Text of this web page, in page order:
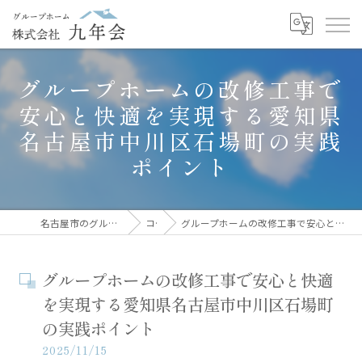
グループホームの改修工事で
安心と快適を実現する愛知県
名古屋市中川区石場町の実践
ポイント
名古屋市のグループホームなら株式会社九年会 コラム グループホームの改修工事で安心と快適を実現する愛知県名古屋市中川区石場町の実践ポイント
グループホームの改修工事で安心と快適
を実現する愛知県名古屋市中川区石場町
の実践ポイント
2025/11/15